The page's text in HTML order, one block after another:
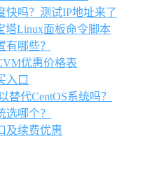
快吗？测试IP地址来了
塔Linux面板命令脚本
有哪些？
优惠价格表
入口
替代CentOS系统吗？
哪个？
及续费优惠